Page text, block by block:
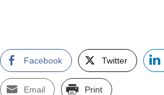
Facebook Twitter
Email Print